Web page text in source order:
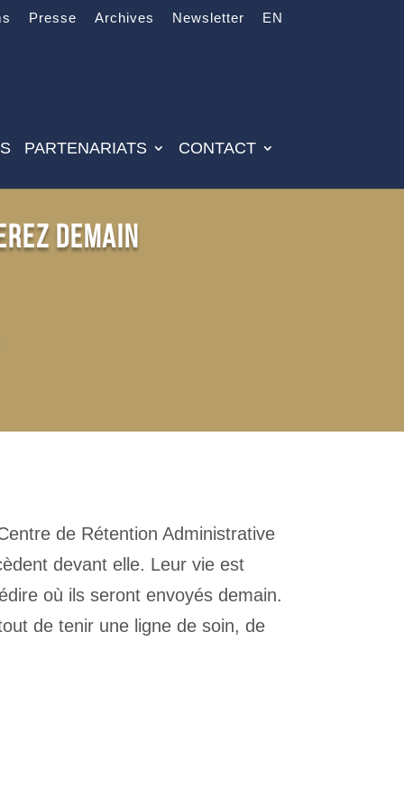
Presse Archives Newsletter EN
PARTENARIATS CONTACT
demain
de Rétention Administrative
devant elle. Leur vie est
où ils seront envoyés demain.
de tenir une ligne de soin, de